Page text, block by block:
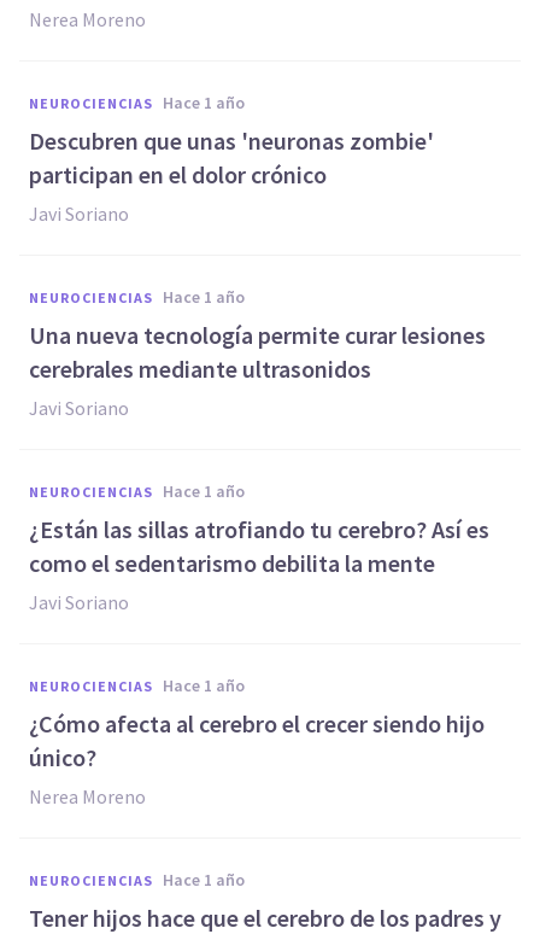
Nerea Moreno
NEUROCIENCIAS hace 1 año
Descubren que unas 'neuronas zombie'
participan en el dolor crónico
Javi Soriano
NEUROCIENCIAS hace 1 año
Una nueva tecnología permite curar lesiones
cerebrales mediante ultrasonidos
Javi Soriano
NEUROCIENCIAS hace 1 año
¿Están las sillas atrofiando tu cerebro? Así es
como el sedentarismo debilita la mente
Javi Soriano
NEUROCIENCIAS hace 1 año
¿Cómo afecta al cerebro el crecer siendo hijo
único?
Nerea Moreno
NEUROCIENCIAS hace 1 año
Tener hijos hace que el cerebro de los padres y